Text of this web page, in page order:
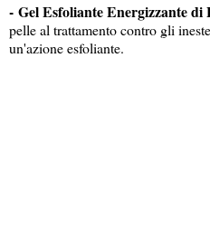
- Gel Esfoliante Energizzante di
pelle al trattamento contro gli
un'azione esfoliante.